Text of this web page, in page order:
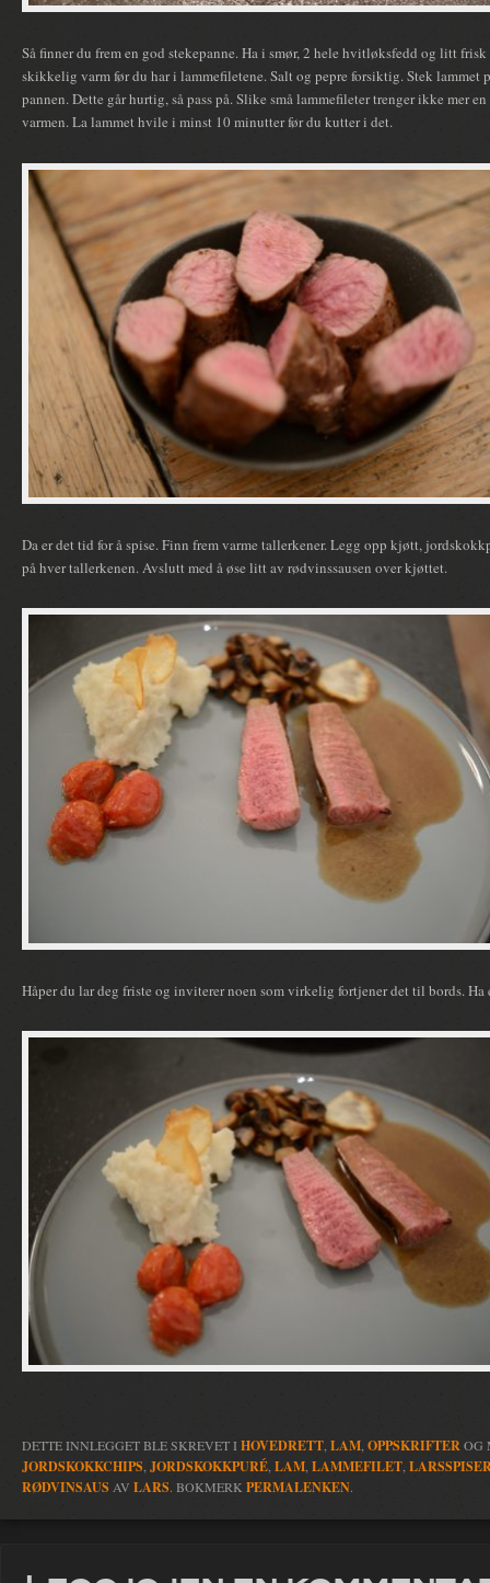
Så finner du frem en god stekepanne. Ha i smør, 2 hele hvitløksfedd og litt
skikkelig varm før du har i lammefiletene. Salt og pepre forsiktig. Stek lammet
pannen. Dette går hurtig, så pass på. Slike små lammefileter trenger ikke mer
varmen. La lammet hvile i minst 10 minutter før du kutter i det.
Da er det tid for å spise. Finn frem varme tallerkener. Legg opp kjøtt,
på hver tallerkenen. Avslutt med å øse litt av rødvinssausen over kjøttet.
Håper du lar deg friste og inviterer noen som virkelig fortjener det til bords. Ha
DETTE INNLEGGET BLE SKREVET IHOVEDRETT, LAM, OPPSKRIFTEROG
JORDSKOKKCHIPS, JORDSKOKKPURÉ, LAM, LAMMEFILET,
RØDVINSAUS AV LARS. BOKMERK PERMALENKEN.